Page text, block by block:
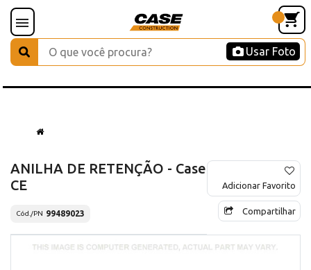
Usar Foto
ANILHA DE RETENÇÃO - Case
CE
Cód./PN 99489023
Adicionar Favorito
Compartilhar